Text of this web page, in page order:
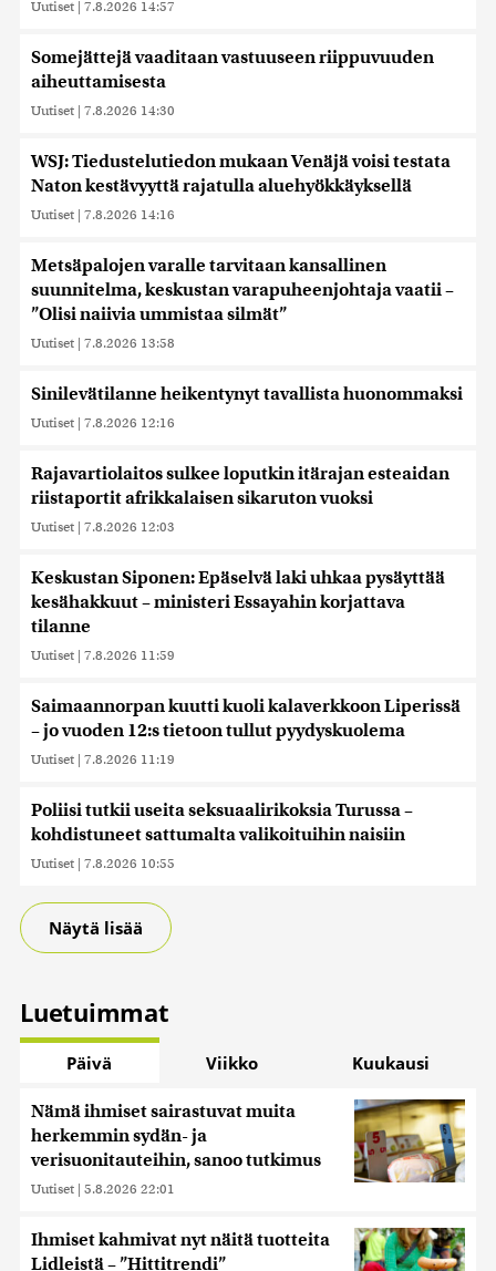
Uutiset | 7.8.2026 14:57
Somejättejä vaaditaan vastuuseen riippuvuuden
aiheuttamisesta
Uutiset | 7.8.2026 14:30
WSJ: Tiedustelutiedon mukaan Venäjä voisi testata
Naton kestävyyttä rajatulla aluehyökkäyksellä
Uutiset | 7.8.2026 14:16
Metsäpalojen varalle tarvitaan kansallinen
suunnitelma, keskustan varapuheenjohtaja vaatii –
”Olisi naiivia ummistaa silmät”
Uutiset | 7.8.2026 13:58
Sinilevätilanne heikentynyt tavallista huonommaksi
Uutiset | 7.8.2026 12:16
Rajavartiolaitos sulkee loputkin itärajan esteaidan
riistaportit afrikkalaisen sikaruton vuoksi
Uutiset | 7.8.2026 12:03
Keskustan Siponen: Epäselvä laki uhkaa pysäyttää
kesähakkuut – ministeri Essayahin korjattava
tilanne
Uutiset | 7.8.2026 11:59
Saimaannorpan kuutti kuoli kalaverkkoon Liperissä
– jo vuoden 12:s tietoon tullut pyydyskuolema
Uutiset | 7.8.2026 11:19
Poliisi tutkii useita seksuaalirikoksia Turussa –
kohdistuneet sattumalta valikoituihin naisiin
Uutiset | 7.8.2026 10:55
Näytä lisää
Luetuimmat
Päivä Viikko Kuukausi
Nämä ihmiset sairastuvat muita
herkemmin sydän- ja
verisuonitauteihin, sanoo tutkimus
Uutiset | 5.8.2026 22:01
Ihmiset kahmivat nyt näitä tuotteita
Lidleistä – ”Hittitrendi”